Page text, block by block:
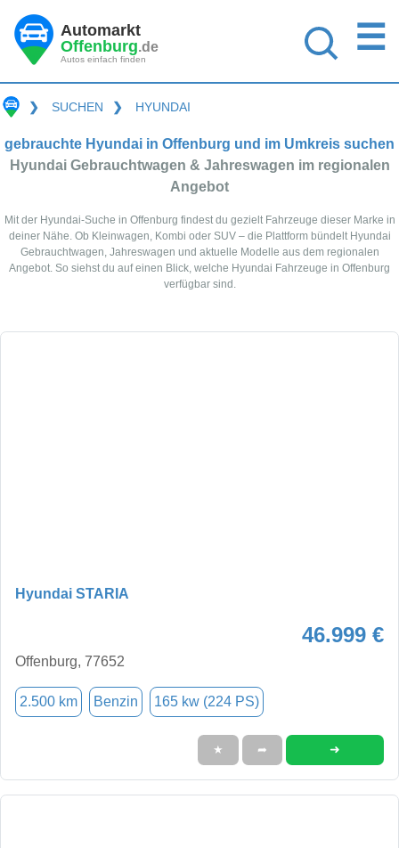
Automarkt
Offenburg.de
Autos einfach finden
☰
❯ SUCHEN ❯ HYUNDAI
gebrauchte Hyundai in Offenburg und im Umkreis suchen
Hyundai Gebrauchtwagen & Jahreswagen im regionalen
Angebot
Mit der Hyundai-Suche in Offenburg findest du gezielt Fahrzeuge dieser Marke in
deiner Nähe. Ob Kleinwagen, Kombi oder SUV – die Plattform bündelt Hyundai
Gebrauchtwagen, Jahreswagen und aktuelle Modelle aus dem regionalen
Angebot. So siehst du auf einen Blick, welche Hyundai Fahrzeuge in Offenburg
verfügbar sind.
Hyundai STARIA
46.999 €
Offenburg, 77652
2.500 km Benzin 165 kw (224 PS)
★ ➦ ➜